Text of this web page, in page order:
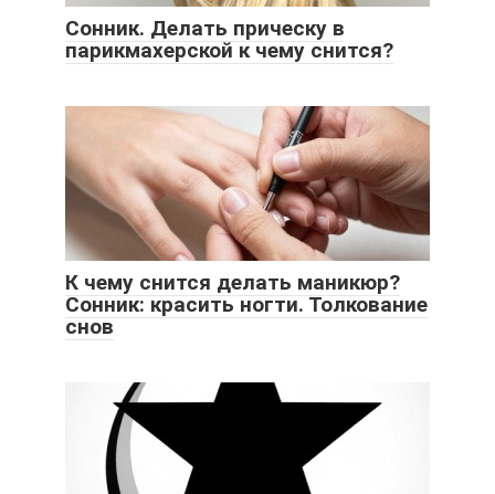
Сонник. Делать прическу в
парикмахерской к чему снится?
К чему снится делать маникюр?
Сонник: красить ногти. Толкование
снов